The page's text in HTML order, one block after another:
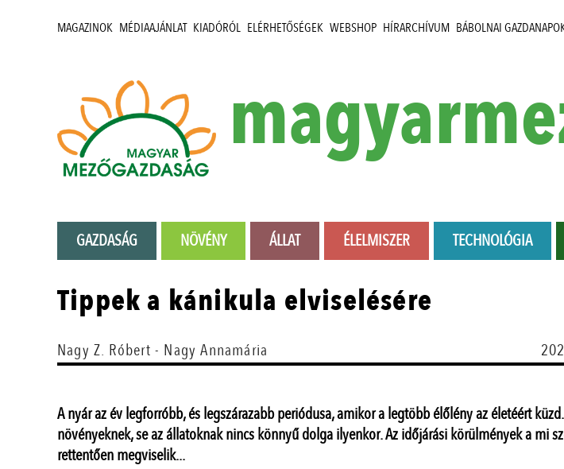
MAGAZINOK MÉDIAAJÁNLAT KIADÓRÓL ELÉRHETŐSÉGEK WEBSHOP HÍRARCHÍVUM BÁBOLNAI
GAZDASÁG NÖVÉNY ÁLLAT ÉLELMISZER TECHNOLÓGIA
Tippek a kánikula elviselésére
Nagy Z. Róbert - Nagy Annamária
A nyár az év legforróbb, és legszárazabb periódusa, amikor a legtöbb élőlény az életéért
növényeknek, se az állatoknak nincs könnyű dolga ilyenkor. Az időjárási körülmények a mi
rettentően megviselik...